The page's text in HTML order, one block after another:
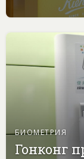
БИОМЕТРИЯ
Гонконг